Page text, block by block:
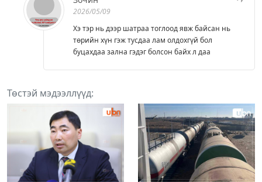
2026/05/09
Хэ тэр нь дээр шатраа тоглоод явж байсан нь
төрийн хүн гэж тусдаа лам олдохгүй бол
буцахдаа зална гэдэг болсон байх л даа
Төстэй мэдээллүүд: